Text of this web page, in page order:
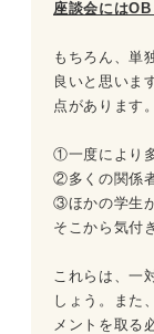
座談会には
もちろん、単
良いと思いま
点があります。
①一度により
②多くの関係
③ほかの学生
そこから気付
これらは、一
しょう。また
メントを取る